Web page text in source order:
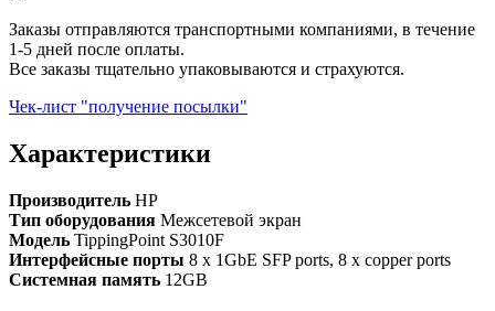
Заказы отправляются транспортными компаниями, в течение
1-5 дней после оплаты.
Все заказы тщательно упаковываются и страхуются.
Чек-лист "получение посылки"
Характеристики
Производитель HP
Тип оборудования Межсетевой экран
Модель TippingPoint S3010F
Интерфейсные порты 8 x 1GbE SFP ports, 8 x copper ports
Системная память 12GB